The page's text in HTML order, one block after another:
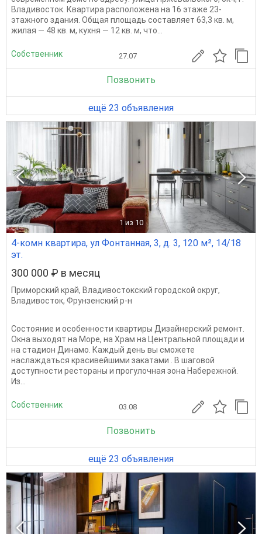
Владивосток. Квартира расположена на 16 этаже 23-
этажного здания. Общая площадь составляет 63,3 кв. м,
жилая — 48 кв. м, кухня — 12 кв. м, что...
Собственник 27.07
Позвонить
ещё 23 объявления
1 из 10
4-комн квартира, ул Фонтанная, 3, д. 3, 120 м², 14/18
эт.
300 000 ₽ в месяц
Приморский край, Владивостокский городской округ,
Владивосток, Фрунзенский р-н
Состояние и особенности квартиры Дизайнерский ремонт.
Окна выходят на Море, на Храм на Центральной площади и
на стадион Динамо. Каждый день вы сможете
наслаждаться красивейшими закатами . В шаговой
доступности рестораны и прогулочная зона Набережной.
Из...
Собственник 03.08
Позвонить
ещё 23 объявления